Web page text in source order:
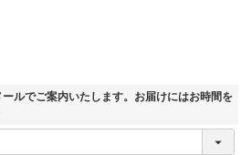
ルでご案内いたします。お届けにはお時間を